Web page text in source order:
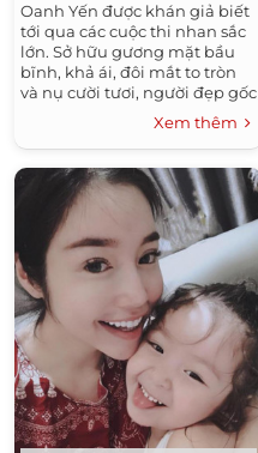
Oanh Yến được khán giả biết
tới qua các cuộc thi nhan sắc
lớn. Sở hữu gương mặt bầu
bĩnh, khả ái, đôi mắt to tròn
và nụ cười tươi, người đẹp gốc
Bà Rịa Vũng Tàu từng lọt vào
Xem thêm